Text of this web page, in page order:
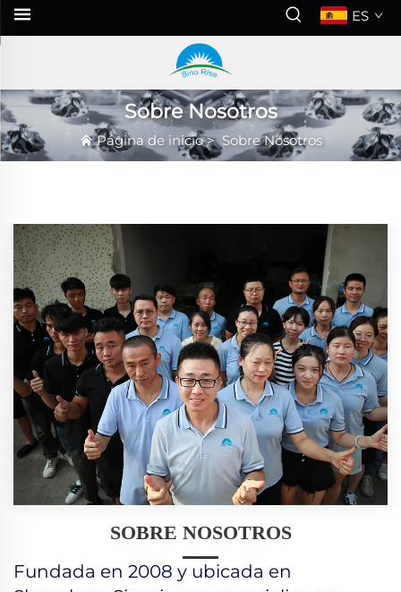
ES
Sobre Nosotros
Página de inicio> Sobre Nosotros
SOBRE NOSOTROS
Fundada en 2008 y ubicada en